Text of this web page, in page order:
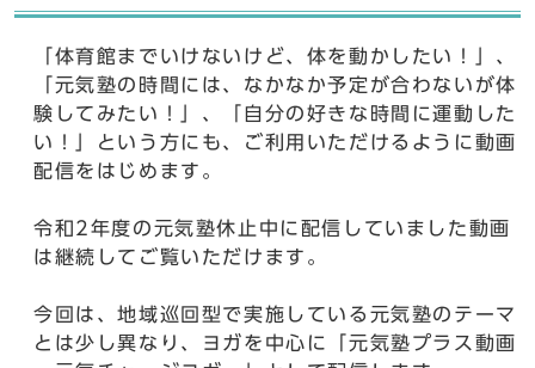
「体育館までいけないけど、体を動かしたい！」、
「元気塾の時間には、なかなか予定が合わないが体
験してみたい！」、「自分の好きな時間に運動した
い！」という方にも、ご利用いただけるように動画
配信をはじめます。
令和2年度の元気塾休止中に配信していました動画
は継続してご覧いただけます。
今回は、地域巡回型で実施している元気塾のテーマ
とは少し異なり、ヨガを中心に「元気塾プラス動画